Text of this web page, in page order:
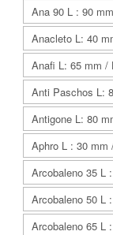
Ana 90 L : 90
Anacleto L: 40
Anafi L: 65 mm /
Anti Paschos L:
Antigone L: 80
Aphro L : 30 mm
Arcobaleno 35 L
Arcobaleno 50 L
Arcobaleno 65 L